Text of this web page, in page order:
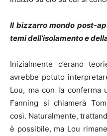
Il bizzarro mondo post-
temi dell’isolamento e
Inizialmente c’erano
avrebbe potuto
Lou, ma con la conferma
Fanning si chiamerà
così. Naturalmente,
è possibile, ma Lou